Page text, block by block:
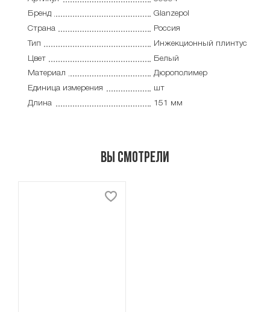
Бренд
Glanzepol
Страна
Россия
Тип
Инжекционный плинтус
Цвет
Белый
Материал
Дюрополимер
Единица измерения
шт
Длина
151 мм
Вы смотрели